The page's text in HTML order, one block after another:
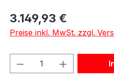
Regulärer Preis:
3.149,93 €
Preise inkl. MwSt. zzgl.
Produkt Anzahl: